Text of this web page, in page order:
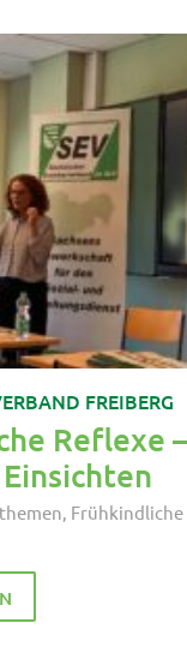
FREIBERG
Reflexe
,